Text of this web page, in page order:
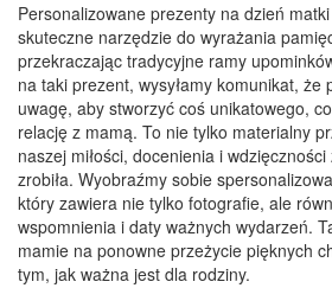
Personalizowane prezenty na dzień
skuteczne narzędzie do wyrażania
przekraczając tradycyjne ramy
na taki prezent, wysyłamy komunikat, że
uwagę, aby stworzyć coś unikatowego,
relację z mamą. To nie tylko materialny
naszej miłości, docenienia i
zrobiła. Wyobraźmy sobie
który zawiera nie tylko fotografie, ale
wspomnienia i daty ważnych wydarzeń.
mamie na ponowne przeżycie pięknych
tym, jak ważna jest dla rodziny.